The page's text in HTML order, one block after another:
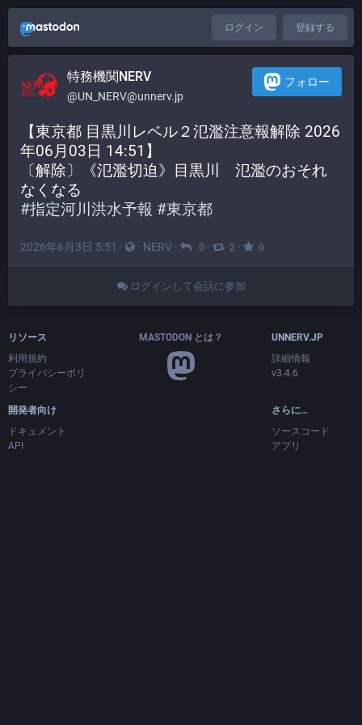
ログイン 登録する
特務機関NERV
@UN_NERV@unnerv.jp
フォロー
【東京都 目黒川レベル２氾濫注意報解除 2026
年06月03日 14:51】
〔解除〕《氾濫切迫》目黒川　氾濫のおそれ
なくなる
#指定河川洪水予報 #東京都
2026年6月3日 5:51 · · NERV · 0 · 2 · 0
ログインして会話に参加
リソース
利用規約
プライバシーポリ
シー
開発者向け
ドキュメント
API
MASTODON とは？
UNNERV.JP
詳細情報
v3.4.6
さらに…
ソースコード
アプリ